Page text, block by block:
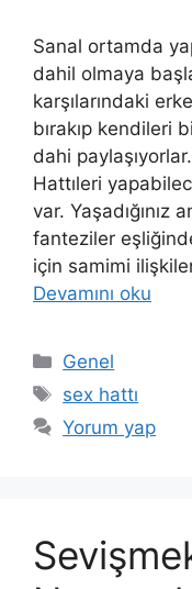
Sanal ortamda
dahil olmaya
karşılarındaki
bırakıp kendileri
dahi
Hattıleri
var. Yaşadığınız
fanteziler
için samimi
Devamını oku
Kategoriler
Genel
Etiketler
sex hattı
Yorum yap